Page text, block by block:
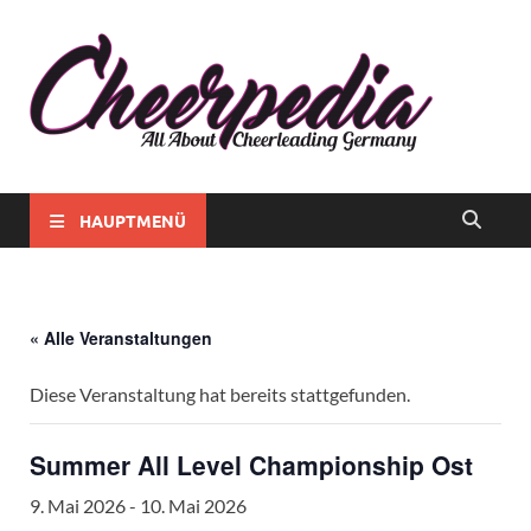
HAUPTMENÜ
« Alle Veranstaltungen
Diese Veranstaltung hat bereits stattgefunden.
Summer All Level Championship Ost
9. Mai 2026- 10. Mai 2026